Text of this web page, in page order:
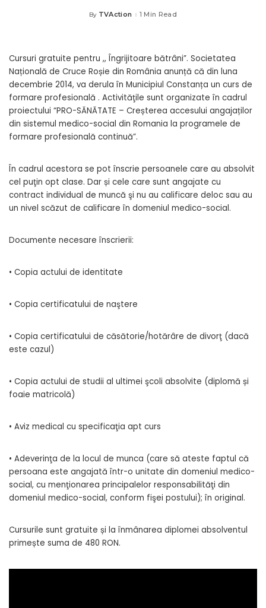
Posted
By TVAction 1 Min Read
Cursuri gratuite pentru ,, Îngrijitoare bătrâni”. Societatea
Națională de Cruce Roșie din România anunță că din luna
decembrie 2014, va derula în Municipiul Constanța un curs de
formare profesională . Activităţile sunt organizate în cadrul
proiectului “PRO-SĂNĂTATE – Creșterea accesului angajaților
din sistemul medico-social din Romania la programele de
formare profesională continuă”.
În cadrul acestora se pot înscrie persoanele care au absolvit
cel puţin opt clase. Dar și cele care sunt angajate cu
contract individual de muncă şi nu au calificare deloc sau au
un nivel scăzut de calificare în domeniul medico-social.
Documente necesare înscrierii:
• Copia actului de identitate
• Copia certificatului de naştere
• Copia certificatului de căsătorie/hotărâre de divorţ (dacă
este cazul)
• Copia actului de studii al ultimei şcoli absolvite (diplomă și
foaie matricolă)
• Aviz medical cu specificaţia apt curs
• Adeverinţa de la locul de munca (care să ateste faptul că
persoana este angajată într-o unitate din domeniul medico-
social, cu menţionarea principalelor responsabilităţi din
domeniul medico-social, conform fişei postului); în original.
Cursurile sunt gratuite și la înmânarea diplomei absolventul
primește suma de 480 RON.